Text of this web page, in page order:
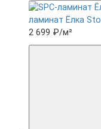
ламинат Ëлка
2 699 ₽/м²